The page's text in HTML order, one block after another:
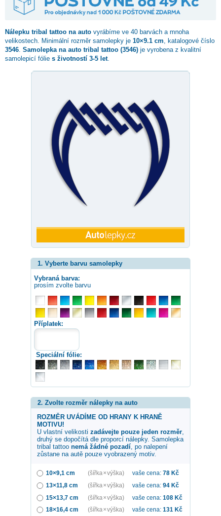
Nálepku tribal tattoo na auto vyrábíme ve 40 barvách a mnoha
velikostech. Minimální rozměr samolepky je 10×9.1 cm , katalogové číslo
3546 Samolepka na auto tribal tattoo (3546) je vyrobena z kvalitní
samolepicí fólie s životností 3-5 let.
1. Vyberte barvu samolepky
Vybraná barva:
prosím zvolte barvu
Příplatek:
Speciální fólie:
2. Zvolte rozměr nálepky na auto
ROZMĚR UVÁDÍME OD HRANY K HRANĚ
MOTIVU!
U vlastní velikosti zadávejte pouze jeden rozměr,
druhý se dopočítá dle proporcí nálepky. Samolepka
tribal tattoo nemá žádné pozadí, po nalepení
zůstane na autě pouze vyobrazený motiv.
10×9,1 cm (šířka × výška) vaše cena: 78 Kč
13×11,8 cm
(šířka × výška) vaše cena: 94 Kč
15×13,7 cm
(šířka × výška) vaše cena: 108 Kč
18×16,4 cm
(šířka × výška) vaše cena: 131 Kč